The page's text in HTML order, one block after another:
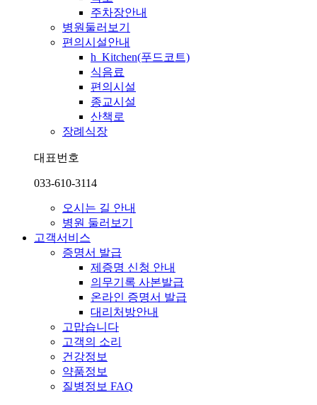
주차장안내
병원둘러보기
편의시설안내
h_Kitchen(푸드코트)
식음료
편의시설
종교시설
산책로
장례식장
대표번호
033-610-3114
오시는 길 안내
병원 둘러보기
고객서비스
증명서 발급
제증명 신청 안내
의무기록 사본발급
온라인 증명서 발급
대리처방안내
고맙습니다
고객의 소리
건강정보
약품정보
질병정보 FAQ